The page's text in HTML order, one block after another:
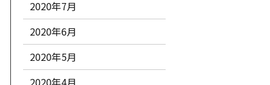
2020年7月
2020年6月
2020年5月
2020年4月